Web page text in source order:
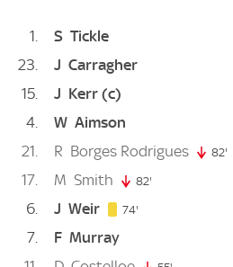
1 S Tickle
23
J Carragher
15
J Kerr (c)
4
W Aimson
21
R Borges Rodrigues 82'
17 M Smith 82'
6 J Weir 74'
7 F Murray